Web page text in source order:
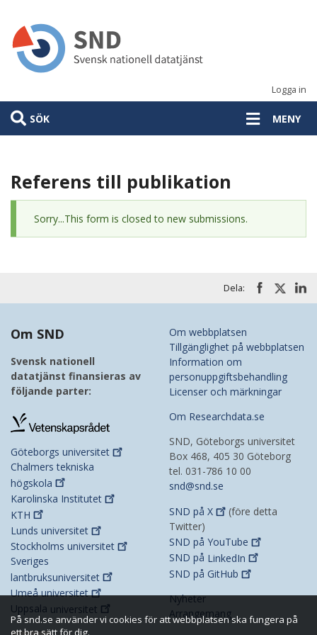
huvudinnehåll
Logga in
SÖK MENY
Referens till publikation
Statusmeddelande
Sorry...This form is closed to new submissions.
Dela:
Om SND
Svensk nationell
datatjänst finansieras av
följande parter:
Göteborgs universitet
Chalmers tekniska
högskola
Karolinska Institutet
KTH
Lunds universitet
Stockholms universitet
Sveriges
lantbruksuniversitet
Umeåuniversitet
Uppsala universitet
Om webbplatsen
Tillgänglighet på webbplatsen
Information om
personuppgiftsbehandling
Licenser och märkningar
Om Researchdata.se
SND, Göteborgs universitet
Box 468, 405 30 Göteborg
tel. 031-786 10 00
snd@snd.se
SND på X
(före detta
Twitter)
SND på YouTube
SND på LinkedIn
SND på GitHub
Nyheter
Arrangemang
På snd.se använder vi cookies för att webbplatsen ska fungera på
ett bra sätt för dig.